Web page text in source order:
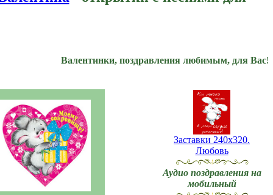
Валентинки, поздравления любимым, для Вас!!!
Заставки 240x320.
Любовь
Аудио поздравления на
мобильный